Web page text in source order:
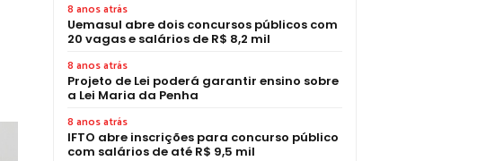
8 anos atrás
Uemasul abre dois concursos públicos com
20 vagas e salários de R$ 8,2 mil
8 anos atrás
Projeto de Lei poderá garantir ensino sobre
a Lei Maria da Penha
8 anos atrás
IFTO abre inscrições para concurso público
com salários de até R$ 9,5 mil